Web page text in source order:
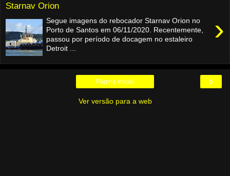
Starnav Orion
›
Segue imagens do rebocador Starnav Orion no
Porto de Santos em 06/11/2020. Recentemente,
passou por período de docagem no estaleiro
Detroit ...
›
Página inicial
Ver versão para a web